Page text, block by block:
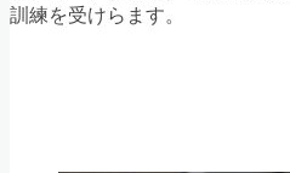
訓練を受けらます。